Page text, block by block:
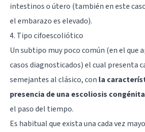
intestinos o útero (también en este
el embarazo es elevado).
4. Tipo cifoescoliótico
Un subtipo muy poco común (en el que
casos diagnosticados) el cual presenta
semejantes al clásico, con la
presencia de una escoliosis congénita
el paso del tiempo.
Es habitual que exista una cada vez